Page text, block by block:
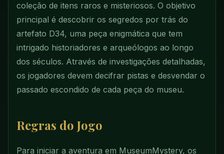
coleção de itens raros e misteriosos. O objetivo
principal é descobrir os segredos por trás do
artefato D34, uma peça enigmática que tem
intrigado historiadores e arqueólogos ao longo
dos séculos. Através de investigações detalhadas,
os jogadores devem decifrar pistas e desvendar o
passado escondido de cada peça do museu.
Regras do Jogo
Para iniciar a aventura em MuseumMystery, os